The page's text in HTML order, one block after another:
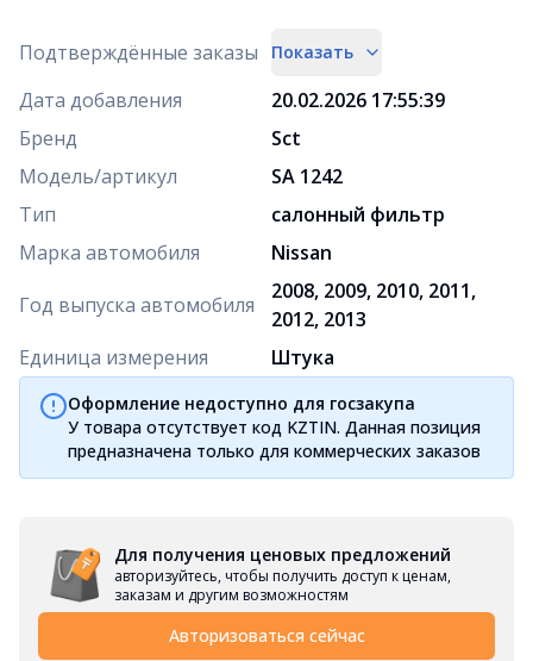
Подтверждённые заказы Показать
Дата добавления
20.02.2026 17:55:39
Бренд
Sct
Модель/артикул
SA 1242
Тип
салонный фильтр
Марка автомобиля
Nissan
Год выпуска автомобиля
2008, 2009, 2010, 2011,
2012, 2013
Единица измерения
Штука
Оформление недоступно для госзакупа
У товара отсутствует код KZTIN. Данная позиция
предназначена только для коммерческих заказов
Для получения ценовых предложений
авторизуйтесь, чтобы получить доступ к ценам,
заказам и другим возможностям
Авторизоваться сейчас